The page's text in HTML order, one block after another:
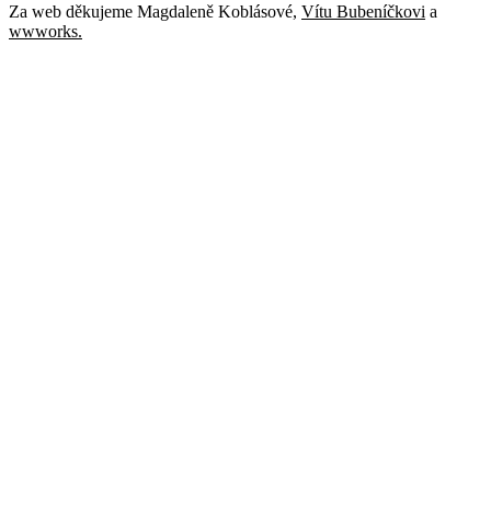
Za web děkujeme Magdaleně Koblásové, Vítu Bubeníčkovi a
wwworks.